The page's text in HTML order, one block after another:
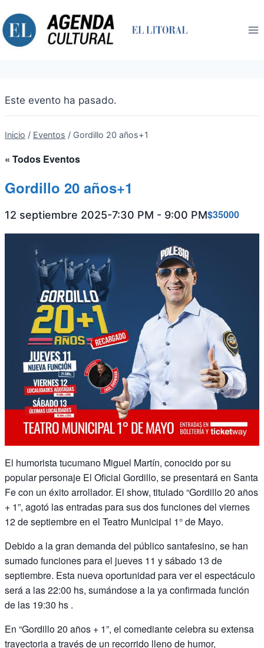
al
contenido
Este evento ha pasado.
Inicio / Eventos / Gordillo 20 años+1
« Todos Eventos
Gordillo 20 años+1
12 septiembre 2025-7:30 PM - 9:00 PM$35000
El humorista tucumano Miguel Martín, conocido por su
popular personaje El Oficial Gordillo, se presentará en Santa
Fe con un éxito arrollador. El show, titulado “Gordillo 20 años
+ 1”, agotó las entradas para sus dos funciones del viernes
12 de septiembre en el Teatro Municipal 1° de Mayo.
Debido a la gran demanda del público santafesino, se han
sumado funciones para el jueves 11 y sábado 13 de
septiembre. Esta nueva oportunidad para ver el espectáculo
será a las 22:00 hs, sumándose a la ya confirmada función
de las 19:30 hs .
En “Gordillo 20 años + 1”, el comediante celebra su extensa
trayectoria a través de un recorrido lleno de humor,